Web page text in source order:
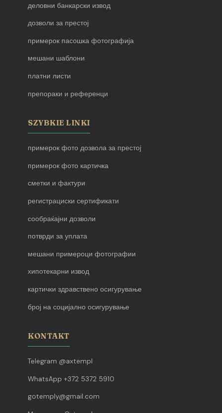
деловни банкарски извод
дозволи за престој
примерок пасошка фотографија
мешани шаблони
платни листи
препораки и референци
SZYBKIE LINKI
примерок фото дозвола за престој
примерок фото картичка
сметки и фактури
регистрациски сертификати
сообраќајни дозволи
потврди за уплата
мешани примероци фотографии
хипотекарни извод
картички здравствено осигурување
број на социјално осигурување
KONTAKT
Telegram @axtempl
WhatsApp +372 5372 5910
gotemply@gmail.com